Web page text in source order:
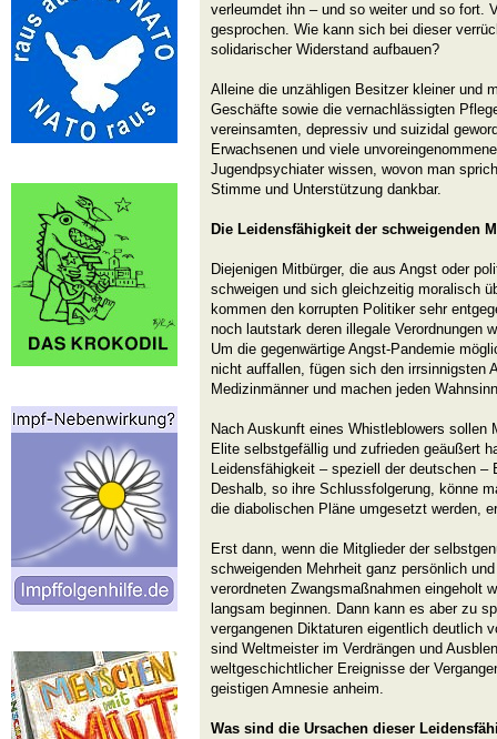
verleumdet ihn – und so weiter und so fort.
gesprochen. Wie kann sich bei dieser
solidarischer Widerstand aufbauen?
Alleine die unzähligen Besitzer kleiner und
Geschäfte sowie die vernachlässigten
vereinsamten, depressiv und suizidal
Erwachsenen und viele
Jugendpsychiater wissen, wovon man
Stimme und Unterstützung dankbar.
Die Leidensfähigkeit der schweigenden
Diejenigen Mitbürger, die aus Angst oder
schweigen und sich gleichzeitig moralisch
kommen den korrupten Politiker sehr
noch lautstark deren illegale Verordnungen
Um die gegenwärtige Angst-Pandemie
nicht auffallen, fügen sich den irrsinnigsten
Medizinmänner und machen jeden
Nach Auskunft eines Whistleblowers sollen
Elite selbstgefällig und zufrieden geäußert
Leidensfähigkeit – speziell der deutschen –
Deshalb, so ihre Schlussfolgerung, könne
die diabolischen Pläne umgesetzt werden,
Erst dann, wenn die Mitglieder der
schweigenden Mehrheit ganz persönlich
verordneten Zwangsmaßnahmen eingeholt
langsam beginnen. Dann kann es aber zu
vergangenen Diktaturen eigentlich deutlich
sind Weltmeister im Verdrängen und
weltgeschichtlicher Ereignisse der
geistigen Amnesie anheim.
Was sind die Ursachen dieser